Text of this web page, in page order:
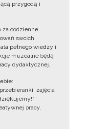
przygodą i
codzienne
swoich
pełnego wiedzy i
muzealne będą
dydaktycznej.
zajęcia
pracy.